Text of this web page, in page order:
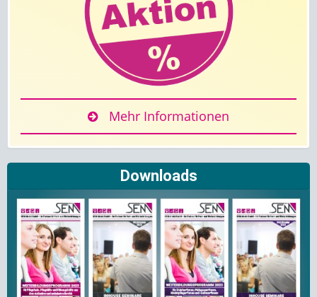
Mehr Informationen
Downloads